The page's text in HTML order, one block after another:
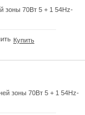
зоны 70Вт 5 + 1 54Hz-
Купить
зоны 70Вт 5 + 1 54Hz-